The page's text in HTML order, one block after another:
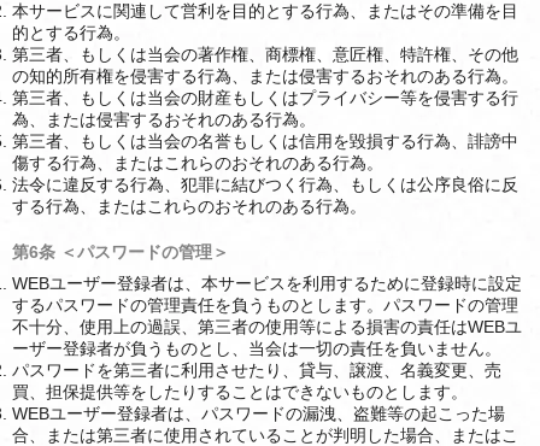
本サービスに関連して営利を目的とする行為、またはその準備を目
的とする行為。
第三者、もしくは当会の著作権、商標権、意匠権、特許権、その他
の知的所有権を侵害する行為、または侵害するおそれのある行為。
第三者、もしくは当会の財産もしくはプライバシー等を侵害する行
為、または侵害するおそれのある行為。
第三者、もしくは当会の名誉もしくは信用を毀損する行為、誹謗中
傷する行為、またはこれらのおそれのある行為。
法令に違反する行為、犯罪に結びつく行為、もしくは公序良俗に反
する行為、またはこれらのおそれのある行為。
第6条 ＜パスワードの管理＞
WEBユーザー登録者は、本サービスを利用するために登録時に設定
するパスワードの管理責任を負うものとします。パスワードの管理
不十分、使用上の過誤、第三者の使用等による損害の責任はWEBユ
ーザー登録者が負うものとし、当会は一切の責任を負いません。
パスワードを第三者に利用させたり、貸与、譲渡、名義変更、売
買、担保提供等をしたりすることはできないものとします。
WEBユーザー登録者は、パスワードの漏洩、盗難等の起こった場
合、または第三者に使用されていることが判明した場合、またはこ